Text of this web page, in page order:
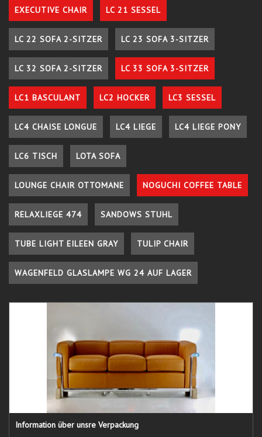
EXECUTIVE CHAIR LC 21 SESSEL
LC 22 SOFA 2-SITZER LC 23 SOFA 3-SITZER
LC 32 SOFA 2-SITZER LC 33 SOFA 3-SITZER
LC1 BASCULANT LC2 HOCKER LC3 SESSEL
LC4 CHAISE LONGUE LC4 LIEGE LC4 LIEGE PONY
LC6 TISCH LOTA SOFA
LOUNGE CHAIR OTTOMANE NOGUCHI COFFEE TABLE
RELAXLIEGE 474 SANDOWS STUHL
TUBE LIGHT EILEEN GRAY TULIP CHAIR
WAGENFELD GLASLAMPE WG 24 AUF LAGER
Information über unsre Verpackung